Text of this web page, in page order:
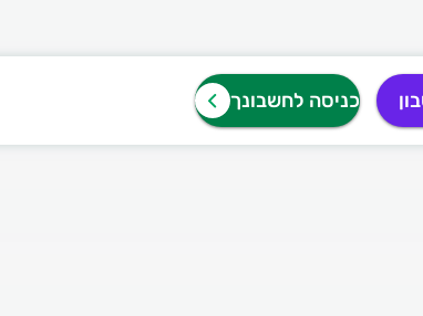
כניסה לחשבונך